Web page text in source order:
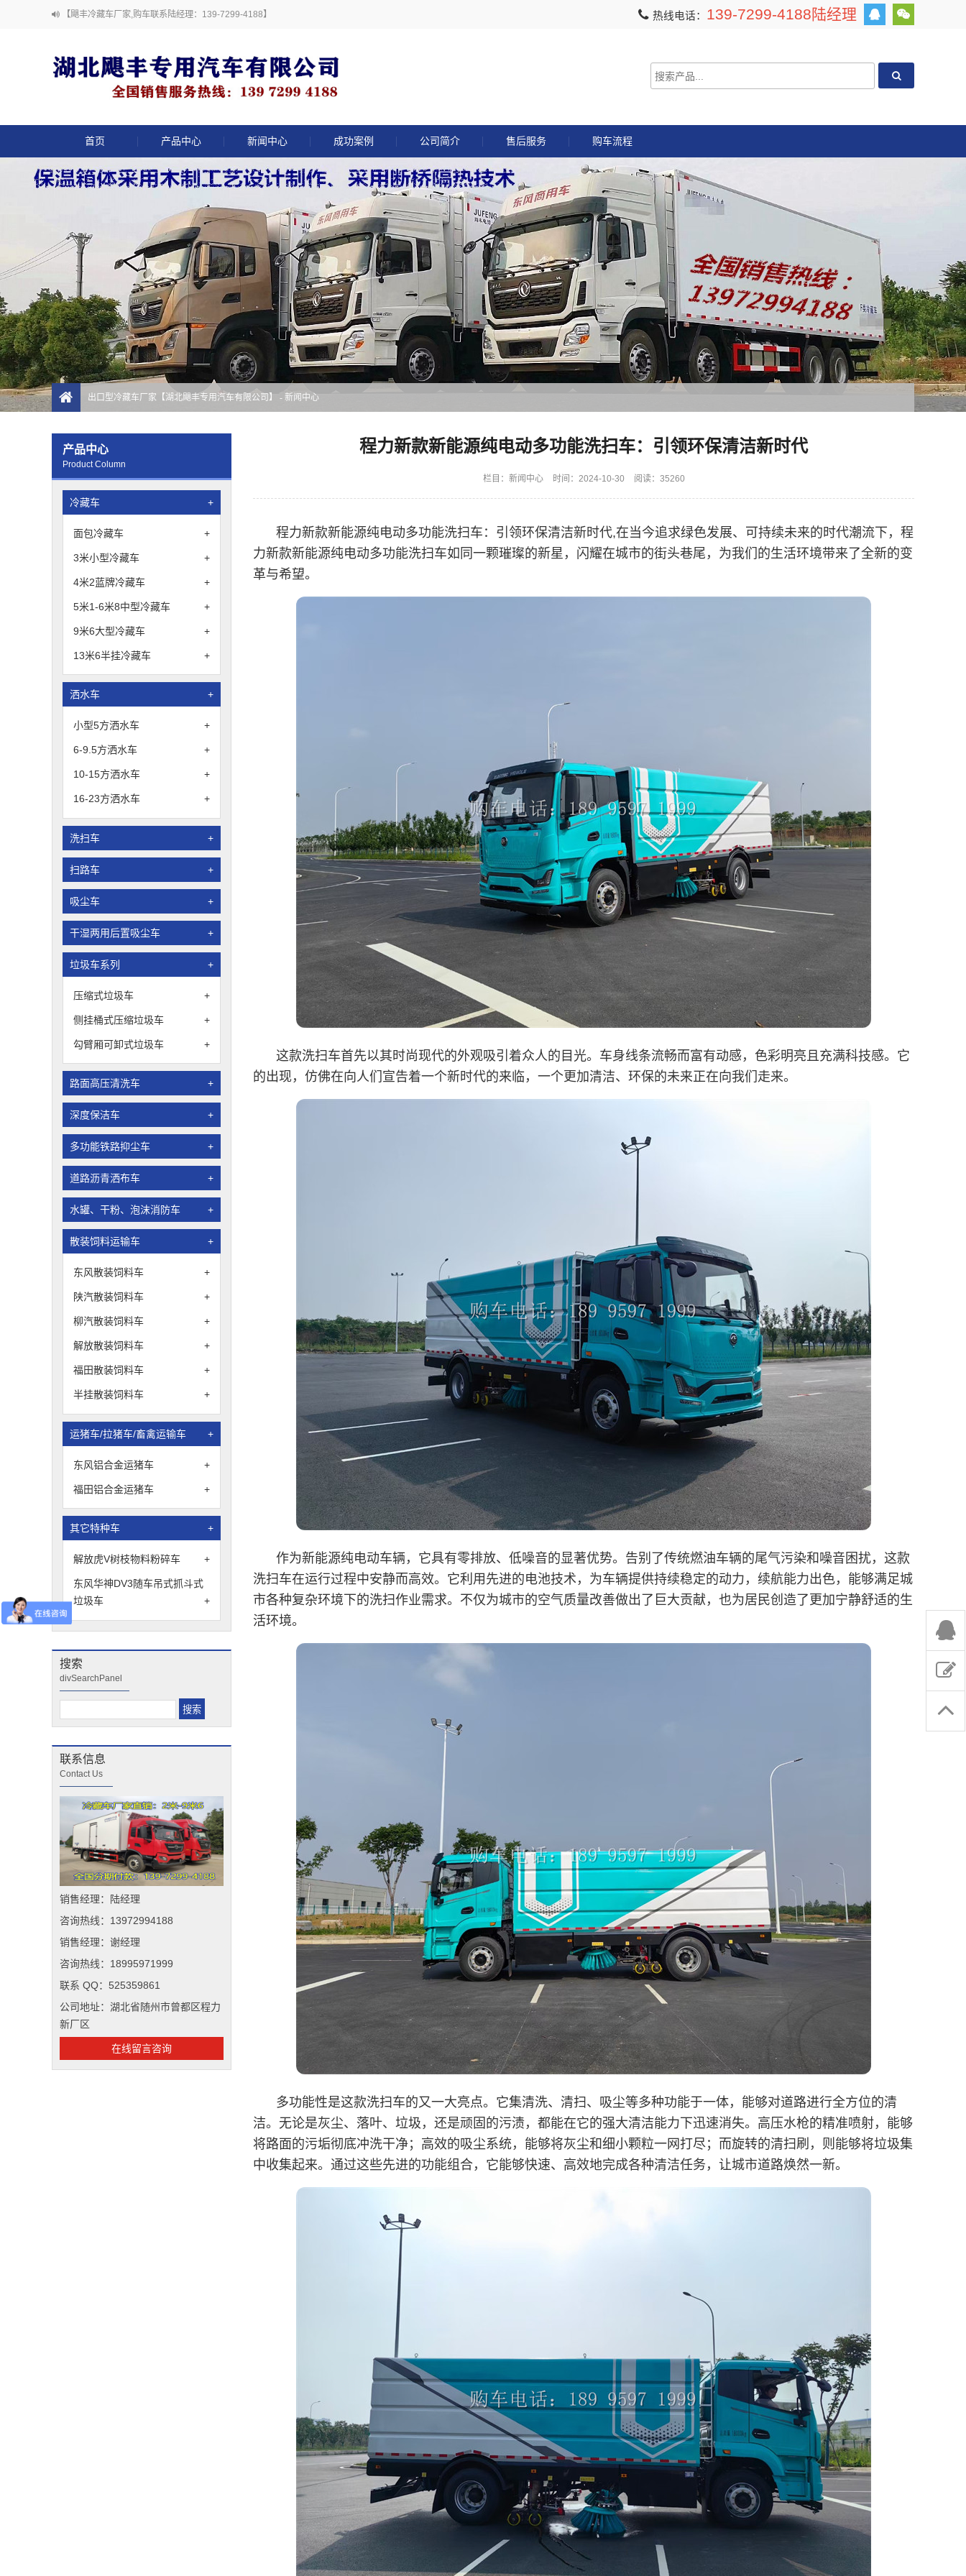
【飓丰冷藏车厂家,购车联系陆经理：139-7299-4188】 热线电话： 139-7299-4188陆经理
首页 产品中心 新闻中心 成功案例 公司简介 售后服务 购车流程
出口型冷藏车厂家【湖北飓丰专用汽车有限公司】 - 新闻中心
产品中心
Product Column
冷藏车 +
面包冷藏车 +
3米小型冷藏车 +
4米2蓝牌冷藏车 +
5米1-6米8中型冷藏车 +
9米6大型冷藏车 +
13米6半挂冷藏车 +
洒水车 +
小型5方洒水车 +
6-9.5方洒水车 +
10-15方洒水车 +
16-23方洒水车 +
洗扫车 +
扫路车 +
吸尘车 +
干湿两用后置吸尘车 +
垃圾车系列 +
压缩式垃圾车 +
侧挂桶式压缩垃圾车 +
勾臂厢可卸式垃圾车 +
路面高压清洗车 +
深度保洁车 +
多功能铁路抑尘车 +
道路沥青洒布车 +
水罐、干粉、泡沫消防车 +
散装饲料运输车 +
东风散装饲料车 +
陕汽散装饲料车 +
柳汽散装饲料车 +
解放散装饲料车 +
福田散装饲料车 +
半挂散装饲料车 +
运猪车/拉猪车/畜禽运输车 +
东风铝合金运猪车 +
福田铝合金运猪车 +
其它特种车 +
解放虎V树枝物料粉碎车 +
东风华神DV3随车吊式抓斗式
垃圾车
+
搜索
divSearchPanel
联系信息
Contact Us
销售经理：陆经理
咨询热线：13972994188
销售经理：谢经理
咨询热线：18995971999
联系 QQ：525359861
公司地址：湖北省随州市曾都区程力
新厂区
在线留言咨询
程力新款新能源纯电动多功能洗扫车：引领环保清洁新时代
栏目： 新闻中心 时间：2024-10-30 阅读：35260
程力新款新能源纯电动多功能洗扫车：引领环保清洁新时代,在当今追求绿色发展、可持续未来的时代潮流下，程
力新款新能源纯电动多功能洗扫车如同一颗璀璨的新星，闪耀在城市的街头巷尾，为我们的生活环境带来了全新的变
革与希望。
这款洗扫车首先以其时尚现代的外观吸引着众人的目光。车身线条流畅而富有动感，色彩明亮且充满科技感。它
的出现，仿佛在向人们宣告着一个新时代的来临，一个更加清洁、环保的未来正在向我们走来。
作为新能源纯电动车辆，它具有零排放、低噪音的显著优势。告别了传统燃油车辆的尾气污染和噪音困扰，这款
洗扫车在运行过程中安静而高效。它利用先进的电池技术，为车辆提供持续稳定的动力，续航能力出色，能够满足城
市各种复杂环境下的洗扫作业需求。不仅为城市的空气质量改善做出了巨大贡献，也为居民创造了更加宁静舒适的生
活环境。
多功能性是这款洗扫车的又一大亮点。它集清洗、清扫、吸尘等多种功能于一体，能够对道路进行全方位的清
洁。无论是灰尘、落叶、垃圾，还是顽固的污渍，都能在它的强大清洁能力下迅速消失。高压水枪的精准喷射，能够
将路面的污垢彻底冲洗干净；高效的吸尘系统，能够将灰尘和细小颗粒一网打尽；而旋转的清扫刷，则能够将垃圾集
中收集起来。通过这些先进的功能组合，它能够快速、高效地完成各种清洁任务，让城市道路焕然一新。